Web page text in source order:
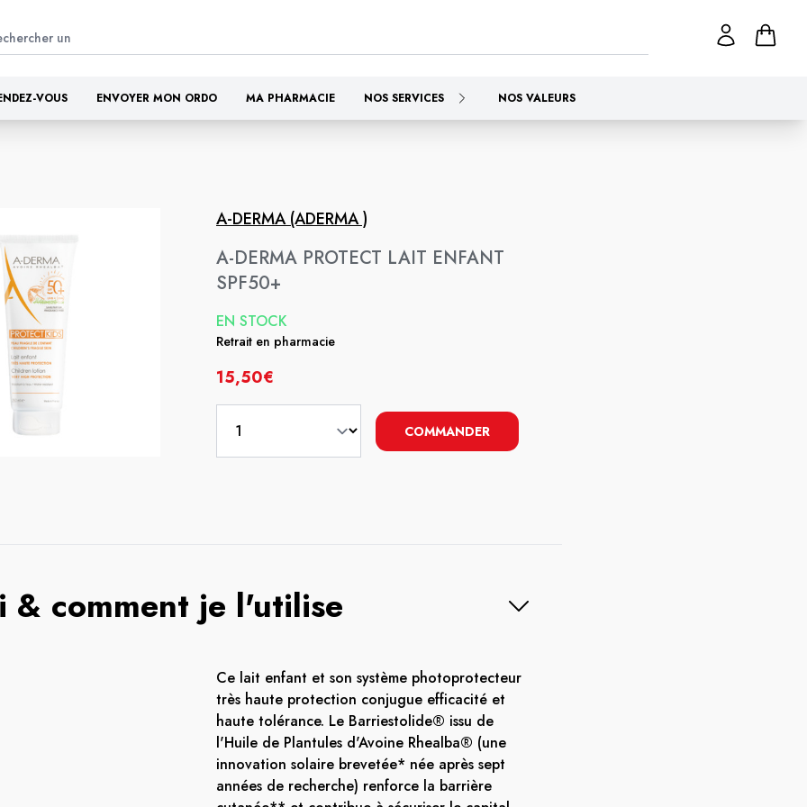
VOUS ENVOYER MON ORDO MA PHARMACIE NOS SERVICES NOS VALEURS
A-DERMA (ADERMA )
A-DERMA PROTECT LAIT ENFANT
SPF50+
EN STOCK
Retrait en pharmacie
15,50€
COMMANDER
& comment je l'utilise
Ce lait enfant et son système photoprotecteur
très haute protection conjugue efficacité et
haute tolérance. Le Barriestolide® issu de
l'Huile de Plantules d'Avoine Rhealba® (une
innovation solaire brevetée* née après sept
années de recherche) renforce la barrière